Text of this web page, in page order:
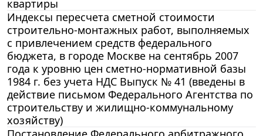
квартиры
Индексы пересчета сметной стоимости
строительно-монтажных работ, выполняемых
с привлечением средств федерального
бюджета, в городе Москве на сентябрь 2007
года к уровню цен сметно-нормативной базы
1984 г. без учета НДС Выпуск № 41 (введены в
действие письмом Федерального Агентства по
строительству и жилищно-коммунальному
хозяйству)